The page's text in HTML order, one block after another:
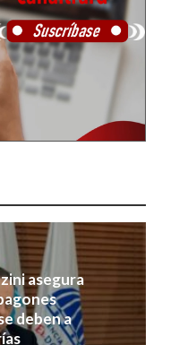
asegura
deben a